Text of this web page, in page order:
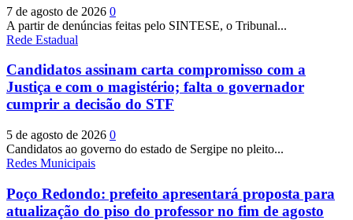
7 de agosto de 2026 0
A partir de denúncias feitas pelo SINTESE, o Tribunal...
Rede Estadual
Candidatos assinam carta compromisso com a
Justiça e com o magistério; falta o governador
cumprir a decisão do STF
5 de agosto de 2026 0
Candidatos ao governo do estado de Sergipe no pleito...
Redes Municipais
Poço Redondo: prefeito apresentará proposta para
atualização do piso do professor no fim de agosto